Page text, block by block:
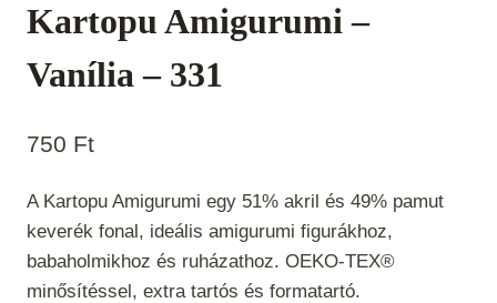
Kartopu Amigurumi –
Vanília – 331
750 Ft
A Kartopu Amigurumi egy 51% akril és 49% pamut
keverék fonal, ideális amigurumi figurákhoz,
babaholmikhoz és ruházathoz. OEKO-TEX®
minősítéssel, extra tartós és formatartó.